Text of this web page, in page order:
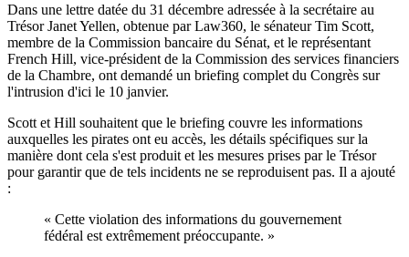
Dans une lettre datée du 31 décembre adressée à la secrétaire au
Trésor Janet Yellen, obtenue par Law360, le sénateur Tim Scott,
membre de la Commission bancaire du Sénat, et le représentant
French Hill, vice-président de la Commission des services financiers
de la Chambre, ont demandé un briefing complet du Congrès sur
l'intrusion d'ici le 10 janvier.
Scott et Hill souhaitent que le briefing couvre les informations
auxquelles les pirates ont eu accès, les détails spécifiques sur la
manière dont cela s'est produit et les mesures prises par le Trésor
pour garantir que de tels incidents ne se reproduisent pas. Il a ajouté
:
« Cette violation des informations du gouvernement
fédéral est extrêmement préoccupante. »